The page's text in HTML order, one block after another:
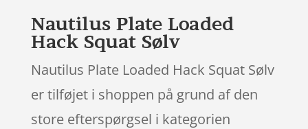
Nautilus Plate Loaded
Hack Squat Sølv
Nautilus Plate Loaded Hack Squat Sølv
er tilføjet i shoppen på grund af den
store efterspørgsel i kategorien